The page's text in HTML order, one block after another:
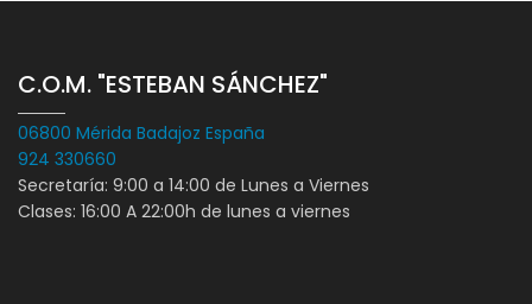
C.O.M. "ESTEBAN SÁNCHEZ"
06800 Mérida Badajoz España
924 330660
Secretaría: 9:00 a 14:00 de Lunes a Viernes
Clases: 16:00 A 22:00h de lunes a viernes